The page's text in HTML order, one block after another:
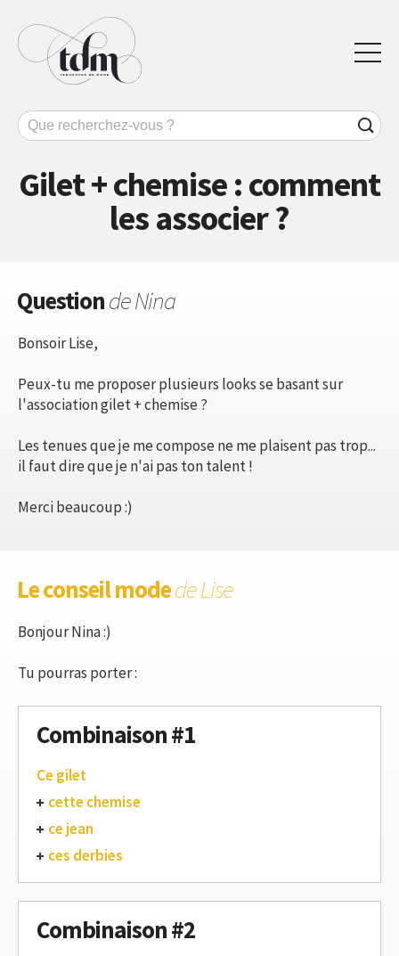
Gilet + chemise : comment
les associer ?
Questionde Nina
Bonsoir Lise,
Peux-tu me proposer plusieurs looks se basant sur
l'association gilet + chemise ?
Les tenues que je me compose ne me plaisent pas trop...
il faut dire que je n'ai pas ton talent !
Merci beaucoup :)
Le conseil modede Lise
Bonjour Nina :)
Tu pourras porter :
Combinaison #1
Ce gilet
cette chemise
ce jean
ces derbies
Combinaison #2